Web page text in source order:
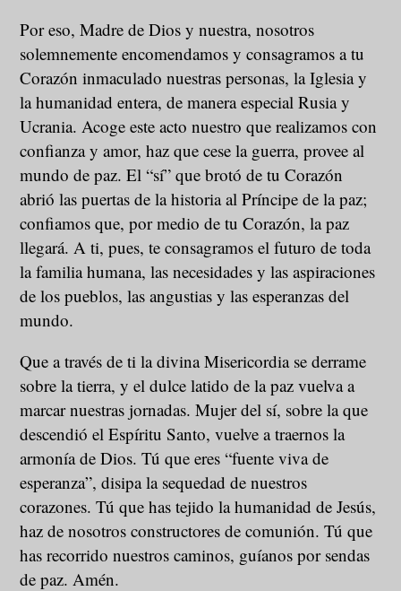
Por eso, Madre de Dios y nuestra, nosotros
solemnemente encomendamos y consagramos a tu
Corazón inmaculado nuestras personas, la Iglesia y
la humanidad entera, de manera especial Rusia y
Ucrania. Acoge este acto nuestro que realizamos con
confianza y amor, haz que cese la guerra, provee al
mundo de paz. El “sí” que brotó de tu Corazón
abrió las puertas de la historia al Príncipe de la paz;
confiamos que, por medio de tu Corazón, la paz
llegará. A ti, pues, te consagramos el futuro de toda
la familia humana, las necesidades y las aspiraciones
de los pueblos, las angustias y las esperanzas del
mundo.
Que a través de ti la divina Misericordia se derrame
sobre la tierra, y el dulce latido de la paz vuelva a
marcar nuestras jornadas. Mujer del sí, sobre la que
descendió el Espíritu Santo, vuelve a traernos la
armonía de Dios. Tú que eres “fuente viva de
esperanza”, disipa la sequedad de nuestros
corazones. Tú que has tejido la humanidad de Jesús,
haz de nosotros constructores de comunión. Tú que
has recorrido nuestros caminos, guíanos por sendas
de paz. Amén.